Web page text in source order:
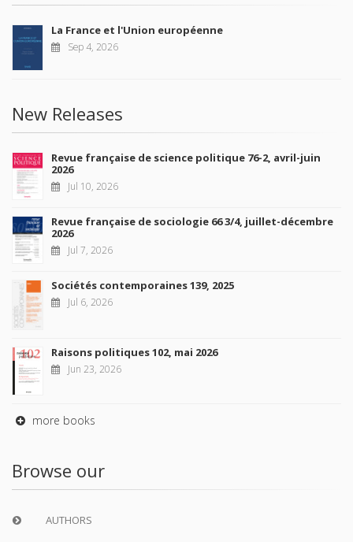
La France et l'Union européenne
Sep 4, 2026
New Releases
Revue française de science politique 76-2, avril-juin
2026
Jul 10, 2026
Revue française de sociologie 66 3/4, juillet-décembre
2026
Jul 7, 2026
Sociétés contemporaines 139, 2025
Jul 6, 2026
Raisons politiques 102, mai 2026
Jun 23, 2026
more books
Browse our
AUTHORS